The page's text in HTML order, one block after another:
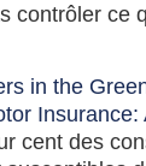
contrôler ce
in the
Insurance:
cent des